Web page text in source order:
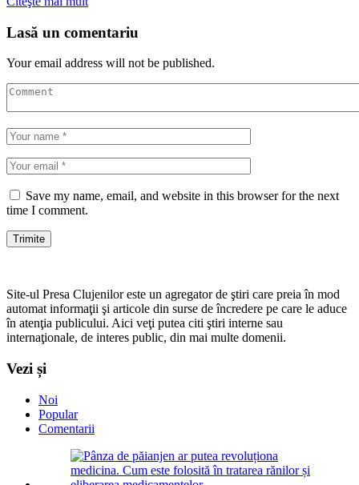
Lasă un comentariu
Your email address will not be published.
Save my name, email, and website in this browser for the next
time I comment.
Site-ul Presa Clujenilor este un agregator de ştiri care preia în mod
automat informaţii şi articole din surse de încredere pe care le aduce
în atenţia publicului. Aici veţi putea citi ştiri interne sau
internaţionale, de interes public, din mai multe domenii.
Vezi și
Noi
Popular
Comentarii